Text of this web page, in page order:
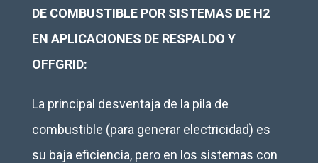
DE COMBUSTIBLE POR SISTEMAS DE H2
EN APLICACIONES DE RESPALDO Y
OFFGRID:
La principal desventaja de la pila de
combustible (para generar electricidad) es
su baja eficiencia, pero en los sistemas con